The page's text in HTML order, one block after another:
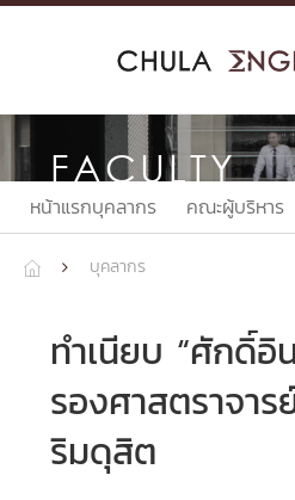
Skip
FACULTY
หน้าแรกบุคลากร คณะผู้บริหาร
  บุคลากร
ทำเนียบ “ศักดิ์อิ
รองศาสตราจาร
ริมดุสิต